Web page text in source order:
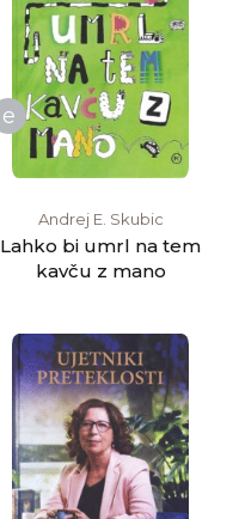
e
Andrej E. Skubic
Lahko bi umrl na tem
kavču z mano